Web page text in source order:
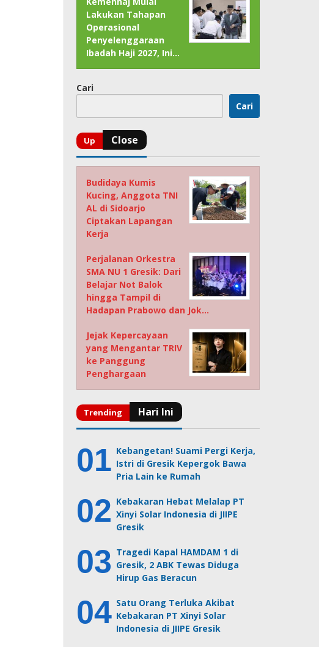
Lakukan Tahapan
Operasional
Penyelenggaraan
Ibadah Haji 2027, Ini…
Cari
Cari
Budidaya Kumis
Kucing, Anggota TNI
AL di Sidoarjo
Ciptakan Lapangan
Kerja
Perjalanan Orkestra
SMA NU 1 Gresik: Dari
Belajar Not Balok
hingga Tampil di
Hadapan Prabowo dan Jok…
Jejak Kepercayaan
yang Mengantar TRIV
ke Panggung
Penghargaan
Kebangetan! Suami Pergi Kerja,
Istri di Gresik Kepergok Bawa
Pria Lain ke Rumah
Kebakaran Hebat Melalap PT
Xinyi Solar Indonesia di JIIPE
Gresik
Tragedi Kapal HAMDAM 1 di
Gresik, 2 ABK Tewas Diduga
Hirup Gas Beracun
Satu Orang Terluka Akibat
Kebakaran PT Xinyi Solar
Indonesia di JIIPE Gresik